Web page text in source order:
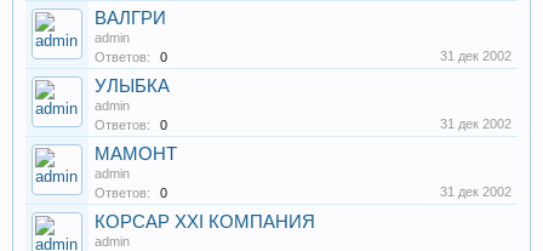
ВАЛГРИ
admin
Ответов:
0 31 дек 2002
УЛЫБКА
admin
Ответов:
0 31 дек 2002
МАМОНТ
admin
Ответов:
0 31 дек 2002
КОРСАР ХХI КОМПАНИЯ
admin